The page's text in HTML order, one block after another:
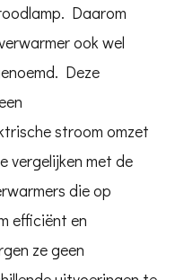
Daarom
ook wel
Deze
stroom omzet
vergelijken met de
die op
efficiënt en
ze geen